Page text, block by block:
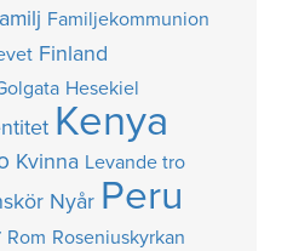
Familjekommunion
Finland
Hesekiel
Kenya
Kvinna Levande tro
Nyår Peru
Rom Roseniuskyrkan